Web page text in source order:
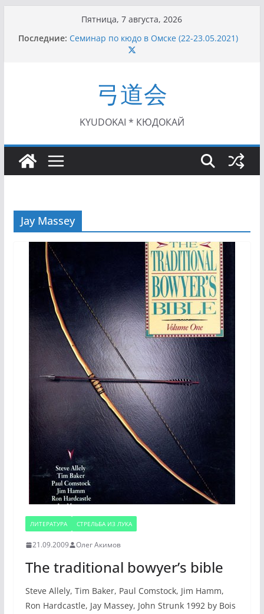
содержимому
Пятница, 7 августа, 2026
Последние: Семинар по кюдо в Омске (22-23.05.2021)
Чемпионат Росcии, Дёмино (2-5.09.2021)
II Кубок Посла Японии в России по Кюдо,
Орёл (25.07.2021)
I этап Кубка Московской области по Кюдо /
Сейдокан II (27.06.2021)
弓道会
KYUDOKAI * КЮДОКАЙ
Jay Massey
ЛИТЕРАТУРА СТРЕЛЬБА ИЗ ЛУКА
21.09.2009 Олег Акимов
The traditional bowyer’s bible
Steve Allely, Tim Baker, Paul Comstock, Jim Hamm,
Ron Hardcastle, Jay Massey, John Strunk 1992 by Bois